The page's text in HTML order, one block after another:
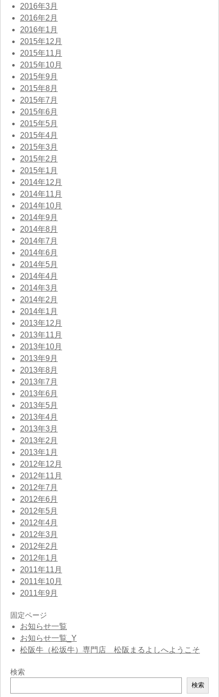
2016年3月
2016年2月
2016年1月
2015年12月
2015年11月
2015年10月
2015年9月
2015年8月
2015年7月
2015年6月
2015年5月
2015年4月
2015年3月
2015年2月
2015年1月
2014年12月
2014年11月
2014年10月
2014年9月
2014年8月
2014年7月
2014年6月
2014年5月
2014年4月
2014年3月
2014年2月
2014年1月
2013年12月
2013年11月
2013年10月
2013年9月
2013年8月
2013年7月
2013年6月
2013年5月
2013年4月
2013年3月
2013年2月
2013年1月
2012年12月
2012年11月
2012年7月
2012年6月
2012年5月
2012年4月
2012年3月
2012年2月
2012年1月
2011年11月
2011年10月
2011年9月
固定ページ
お知らせ一覧
お知らせ一覧_Y
松阪牛（松坂牛）専門店 松阪まるよしへようこそ
検索
索
検索